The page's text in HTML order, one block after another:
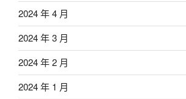
2024 年 4 月
2024 年 3 月
2024 年 2 月
2024 年 1 月